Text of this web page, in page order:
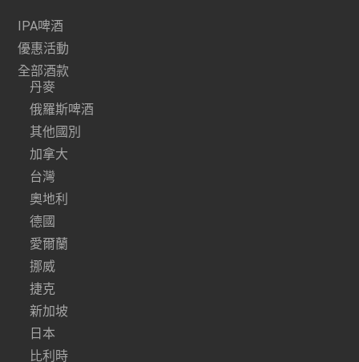
IPA啤酒
優惠活動
全部酒款
丹麥
俄羅斯啤酒
其他國別
加拿大
台灣
奧地利
德國
愛爾蘭
挪威
捷克
新加坡
日本
比利時